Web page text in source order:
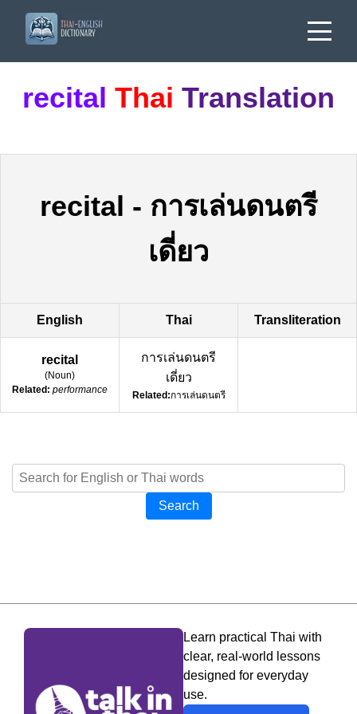
recital Thai Translation
recital - การเล่นดนตรี
เดี่ยว
English Thai Transliteration
recital
(Noun)
Related: performance
การเล่นดนตรี
เดี่ยว
Related:การเล่นดนตรี
Search
Learn practical Thai with
clear, real-world lessons
designed for everyday
use.